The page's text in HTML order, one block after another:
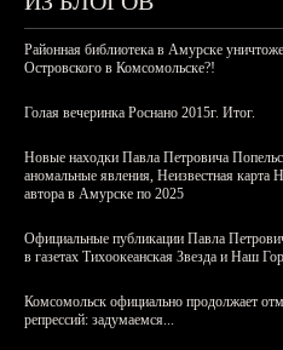
Районная библиотека в Амурске
Островского в Комсомольске?!
Голая вечеринка Роснано 2015г. Итог.
Новые находки Павла Петровича
аномальные явления, Неизвестная
автора в Амурске по 2025
Официальные публикации Павла
в газетах Тихоокеанская Звезда и Наш
Комсомольск официально продолжает
репрессий: задумаемся...